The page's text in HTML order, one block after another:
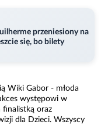
przeniesiony na
się, bo bilety
Wiki Gabor - młoda
występowi w
finalistką oraz
dla Dzieci. Wszyscy